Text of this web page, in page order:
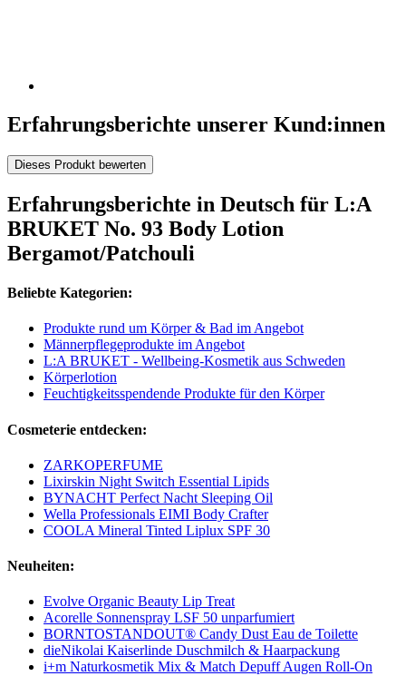
Erfahrungsberichte unserer Kund:innen
Dieses Produkt bewerten
Erfahrungsberichte in Deutsch für L:A
BRUKET No. 93 Body Lotion
Bergamot/Patchouli
Beliebte Kategorien:
Produkte rund um Körper & Bad im Angebot
Männerpflegeprodukte im Angebot
L:A BRUKET - Wellbeing-Kosmetik aus Schweden
Körperlotion
Feuchtigkeitsspendende Produkte für den Körper
Cosmeterie entdecken:
ZARKOPERFUME
Lixirskin Night Switch Essential Lipids
BYNACHT Perfect Nacht Sleeping Oil
Wella Professionals EIMI Body Crafter
COOLA Mineral Tinted Liplux SPF 30
Neuheiten:
Evolve Organic Beauty Lip Treat
Acorelle Sonnenspray LSF 50 unparfumiert
BORNTOSTANDOUT® Candy Dust Eau de Toilette
dieNikolai Kaiserlinde Duschmilch & Haarpackung
i+m Naturkosmetik Mix & Match Depuff Augen Roll-On